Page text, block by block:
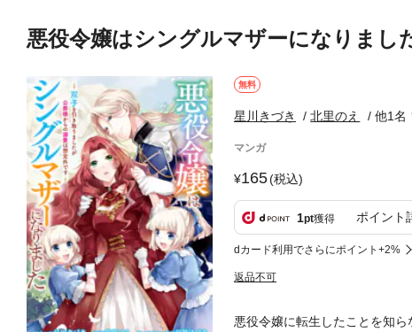
悪役令嬢はシングルマザーになりま
無料
星川きづき 北里のえ 他1名
マンガ
165(税込)
1pt獲得 ポイント
dカード利用でさらにポイント+2%
返品不可
悪役令嬢に転生したことを知